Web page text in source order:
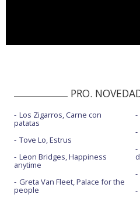
PRO.
Los Zigarros, Carne con
patatas
Tove Lo, Estrus
Leon Bridges, Happiness
anytime
Greta Van Fleet, Palace for the
people